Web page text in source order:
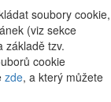
soubory cookie,
(viz sekce
základě tzv.
cookie
zde, a který můžete